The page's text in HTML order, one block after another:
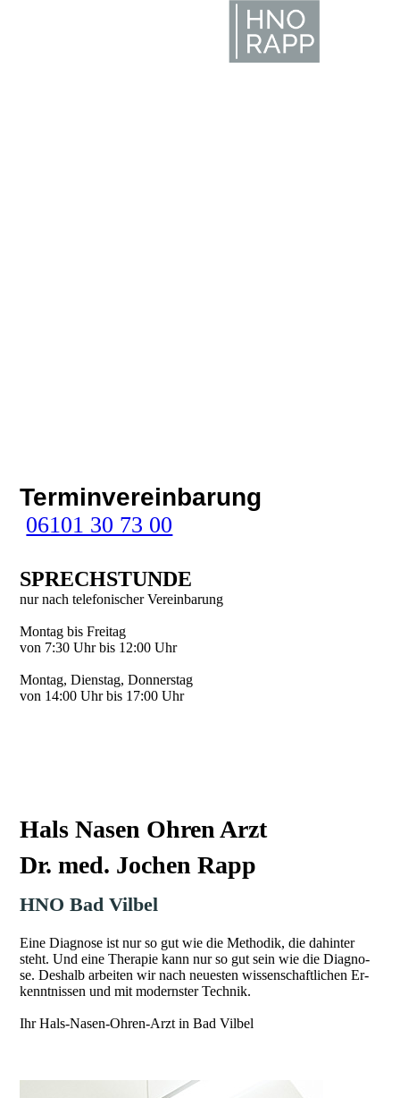
Terminvereinbarung
06101 30 73 00
SPRECH­STUNDE
nur nach telefonischer Vereinbarung
Montag bis Freitag
von 7:30 Uhr bis 12:00 Uhr
Mon­tag, Diens­tag, Don­ners­tag
von 14:00 Uhr bis 17:00 Uhr
Hals Nasen Ohren Arzt
Dr. med. Jochen Rapp
HNO Bad Vilbel
Ei­ne Di­ag­no­se ist nur so gut wie die Me­tho­dik, die da­hin­ter
steht. Und ei­­ne The­­ra­­pie kann nur so gut sein wie die Di­ag­no­
se. Des­halb ar­bei­ten wir nach neu­es­­ten wis­­sen­­schaft­­li­­chen Er­­
kennt­­nis­­sen und mit mo­derns­ter Tech­nik.
Ihr Hals-Nasen-Ohren-Arzt in Bad Vilbel